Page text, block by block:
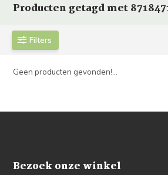
Producten getagd met
Filters
Geen producten gevonden!...
Bezoek onze winkel